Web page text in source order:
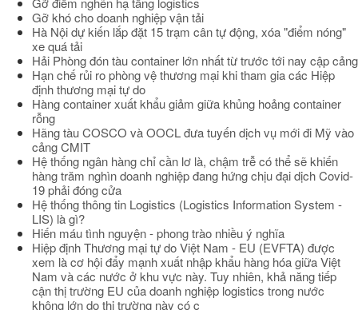
Gỡ khó cho doanh nghiệp vận tải
Hà Nội dự kiến lắp đặt 15 trạm cân tự động, xóa "điểm nóng"
xe quá tải
Hải Phòng đón tàu container lớn nhất từ trước tới nay cập cảng
Hạn chế rủi ro phòng vệ thương mại khi tham gia các Hiệp
định thương mại tự do
Hàng container xuất khẩu giảm giữa khủng hoảng container
rỗng
Hãng tàu COSCO và OOCL đưa tuyến dịch vụ mới đi Mỹ vào
cảng CMIT
Hệ thống ngân hàng chỉ cần lơ là, chậm trễ có thể sẽ khiến
hàng trăm nghìn doanh nghiệp đang hứng chịu đại dịch Covid-
19 phải đóng cửa
Hệ thống thông tin Logistics (Logistics Information System -
LIS) là gì?
Hiến máu tình nguyện - phong trào nhiều ý nghĩa
Hiệp định Thương mại tự do Việt Nam - EU (EVFTA) được
xem là cơ hội đẩy mạnh xuất nhập khẩu hàng hóa giữa Việt
Nam và các nước ở khu vực này. Tuy nhiên, khả năng tiếp
cận thị trường EU của doanh nghiệp logistics trong nước
không lớn do thị trường này có c